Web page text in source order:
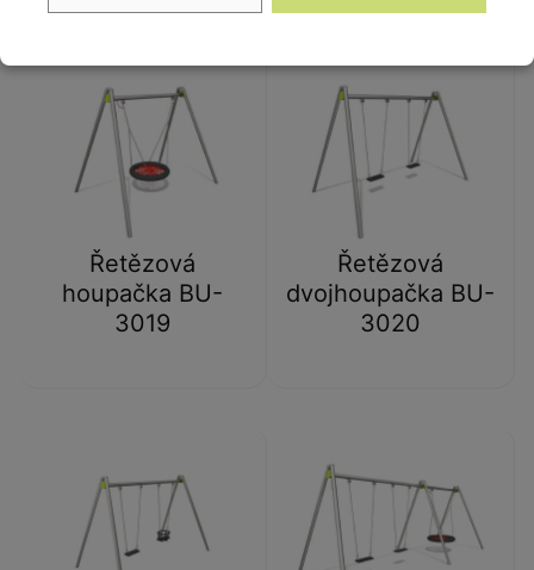
Řetězová
houpačka BU-
3019
Řetězová
dvojhoupačka BU-
3020